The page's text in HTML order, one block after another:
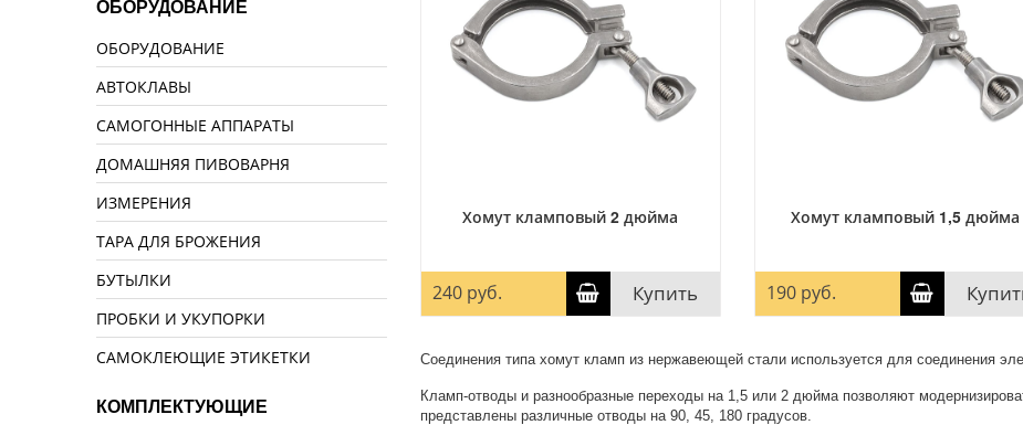
Хомут кламповый 2 дюйма
240 руб. Купить
Хомут кламповый 1,5 дюйма
190 руб.
Соединения типа хомут кламп из нержавеющей стали используется для соединения
Кламп-отводы и разнообразные переходы на 1,5 или 2 дюйма позволяют
представлены различные отводы на 90, 45, 180 градусов.
ОБОРУДОВАНИЕ
ОБОРУДОВАНИЕ
АВТОКЛАВЫ
САМОГОННЫЕ АППАРАТЫ
ДОМАШНЯЯ ПИВОВАРНЯ
ИЗМЕРЕНИЯ
ТАРА ДЛЯ БРОЖЕНИЯ
БУТЫЛКИ
ПРОБКИ И УКУПОРКИ
САМОКЛЕЮЩИЕ ЭТИКЕТКИ
КОМПЛЕКТУЮЩИЕ